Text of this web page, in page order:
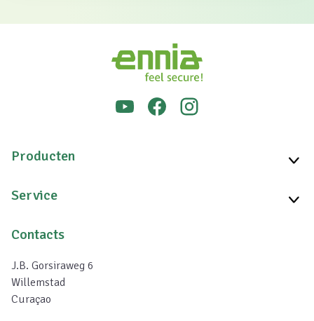
Producten
Service
Contacts
J.B. Gorsiraweg 6
Willemstad
Curaçao